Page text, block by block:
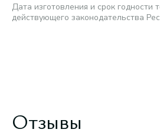
Дата изготовления и срок годности
действующего законодательства
Отзывы